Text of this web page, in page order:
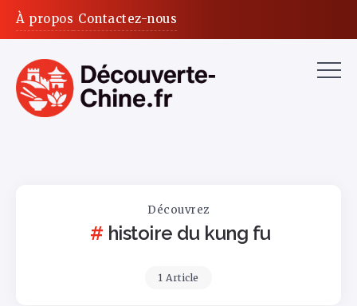
À propos Contactez-nous
Découvrez
histoire du kung fu
1 Article